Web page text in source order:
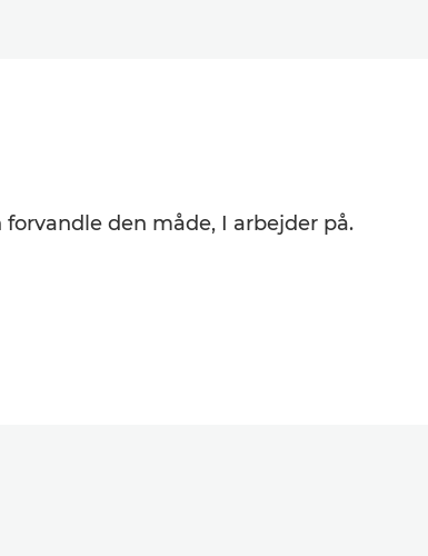
forvandle den måde, I arbejder på.